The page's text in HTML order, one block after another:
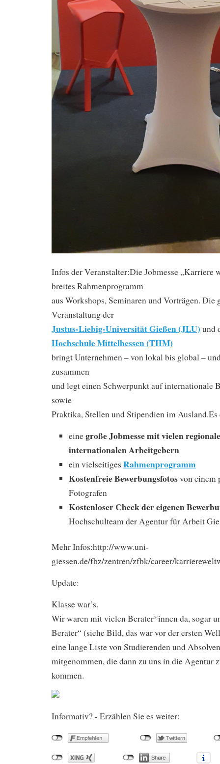
Infos der Veranstalter:Die Jobmesse „Karriere
breites Rahmenprogramm
aus Workshops, Seminaren und Vorträgen. Die
Veranstaltung der
Justus-Liebig-Universität Gießen (JLU) und
Hochschule Mittelhessen (THM)
bringt Unternehmen – von lokal bis global –
zusammen
und legt einen Schwerpunkt auf internationale
sowie
Praktika, Stellen und Stipendien im
einegroße Jobmesse mit vielen
internationalen Arbeitgebern
ein vielseitiges Rahmenprogramm
Kostenfreie Bewerbungsfotosvon einem
Fotografen
Kostenloser Check der eigenen
Hochschulteam der Agentur für Arbeit
Mehr Infos:http://www.uni-
giessen.de/fbz/zentren/zfbk/career/
Update:
Klasse war’s.
Wir waren mit vielen Berater*innen da, sogar
Berater“ (siehe Bild, das war vor der ersten
eine lange Liste von Studierenden und
mitgenommen, die dann zu uns in die Agentur
kommen.
Informativ? - Erzählen Sie es weiter: